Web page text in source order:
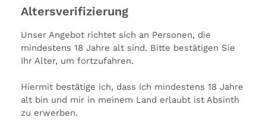
Altersverifizierung
Unser Angebot richtet sich an Personen, die
mindestens 18 Jahre alt sind. Bitte bestätigen Sie
Ihr Alter, um fortzufahren.
Hiermit bestätige ich, dass ich mindestens 18 Jahre
alt bin und mir in meinem Land erlaubt ist Absinth
zu erwerben.
Preis
inkl. MwSt. zzgl.Versandkosten
Alkohol: 53%
Anis: Medium
Farbe: Klar
Hersteller: Anne-Sophie & Arnaud Bourgeois
Ladenpreis: 54,50 €